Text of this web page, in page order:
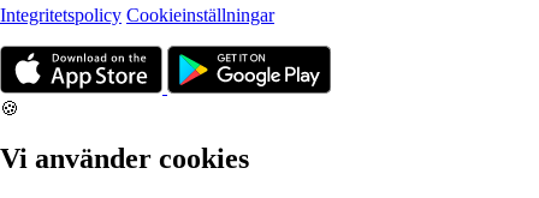
Integritetspolicy Cookieinställningar
🍪
Vi använder cookies